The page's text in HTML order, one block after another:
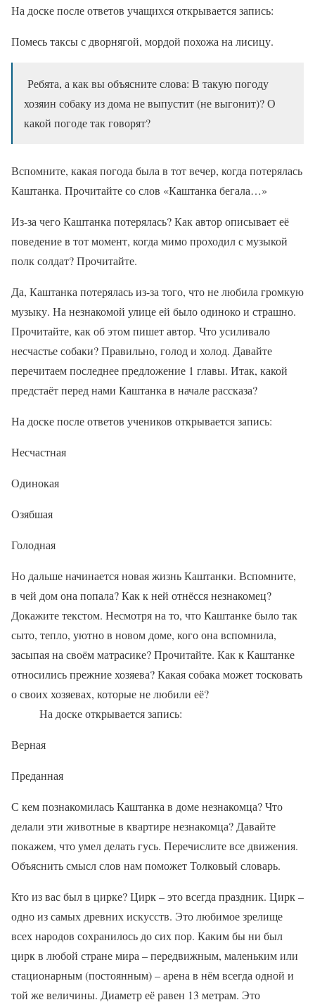
На доске после ответов учащихся открывается запись:
Помесь таксы с дворнягой, мордой похожа на лисицу.
Ребята, а как вы объясните слова: В такую погоду
хозяин собаку из дома не выпустит (не выгонит)? О
какой погоде так говорят?
Вспомните, какая погода была в тот вечер, когда потерялась
Каштанка. Прочитайте со слов «Каштанка бегала…»
Из-за чего Каштанка потерялась? Как автор описывает её
поведение в тот момент, когда мимо проходил с музыкой
полк солдат? Прочитайте.
Да, Каштанка потерялась из-за того, что не любила громкую
музыку. На незнакомой улице ей было одиноко и страшно.
Прочитайте, как об этом пишет автор. Что усиливало
несчастье собаки? Правильно, голод и холод. Давайте
перечитаем последнее предложение 1 главы. Итак, какой
предстаёт перед нами Каштанка в начале рассказа?
На доске после ответов учеников открывается запись:
Несчастная
Одинокая
Озябшая
Голодная
Но дальше начинается новая жизнь Каштанки. Вспомните,
в чей дом она попала? Как к ней отнёсся незнакомец?
Докажите текстом. Несмотря на то, что Каштанке было так
сыто, тепло, уютно в новом доме, кого она вспомнила,
засыпая на своём матрасике? Прочитайте. Как к Каштанке
относились прежние хозяева? Какая собака может тосковать
о своих хозяевах, которые не любили её?
На доске открывается запись:
Верная
Преданная
С кем познакомилась Каштанка в доме незнакомца? Что
делали эти животные в квартире незнакомца? Давайте
покажем, что умел делать гусь. Перечислите все движения.
Объяснить смысл слов нам поможет Толковый словарь.
Кто из вас был в цирке? Цирк – это всегда праздник. Цирк –
одно из самых древних искусств. Это любимое зрелище
всех народов сохранилось до сих пор. Каким бы ни был
цирк в любой стране мира – передвижным, маленьким или
стационарным (постоянным) – арена в нём всегда одной и
той же величины. Диаметр её равен 13 метрам. Это